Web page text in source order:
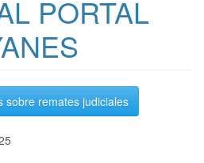
PORTAL
sobre remates judiciales